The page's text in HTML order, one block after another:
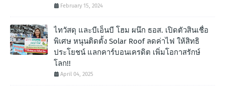
February 15, 2024
ไทวัสดุ และบีเอ็นบี โฮม ผนึก ธอส. เปิดตัวสินเชื่อ
พิเศษ หนุนติดตั้ง Solar Roof ลดค่าไฟ ให้สิทธิ
ประโยชน์ แลกคาร์บอนเครดิต เพิ่มโอกาสรักษ์
โลก!!
April 04, 2025